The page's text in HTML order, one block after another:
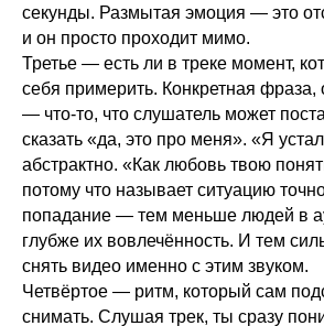
секунды. Размытая эмоция — это
и он просто проходит мимо.
Третье — есть ли в треке момент,
себя примерить. Конкретная фраза,
— что-то, что слушатель может
сказать «да, это про меня». «Я
абстрактно. «Как любовь твою
потому что называет ситуацию
попадание — тем меньше людей в
глубже их вовлечённость. И тем
снять видео именно с этим звуком.
Четвёртое — ритм, который сам
снимать. Слушая трек, ты сразу